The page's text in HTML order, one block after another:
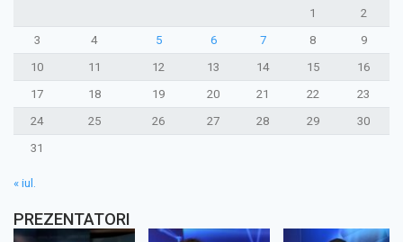
1
2
3
4 5 6 7 8
9
10
11 12 13 14 15
16
17
18 19 20 21 22
23
24
25 26 27 28 29
30
31
« iul.
PREZENTATORI